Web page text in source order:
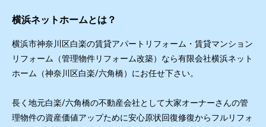
横浜ネットホームとは？
横浜市神奈川区白楽の賃貸アパートリフォーム・賃貸マンション
リフォーム（管理物件リフォーム改築）なら有限会社横浜ネット
ホーム（神奈川区白楽/六角橋）にお任せ下さい。
長く地元白楽/六角橋の不動産会社として大家オーナーさんの管
理物件の資産価値アップために安心原状回復修復からフルリフォ